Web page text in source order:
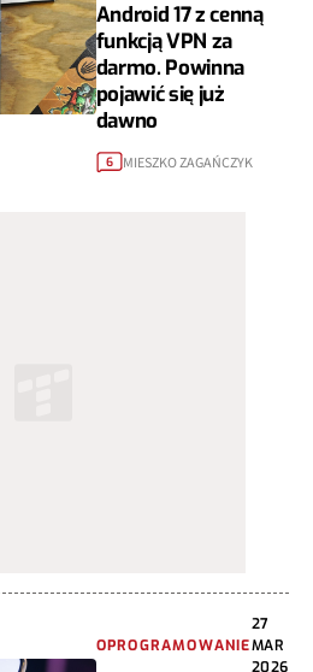
Android 17 z cenną
funkcją VPN za
darmo. Powinna
pojawić się już
dawno
6 MIESZKO ZAGAŃCZYK
OPROGRAMOWANIE
27
MAR
2026